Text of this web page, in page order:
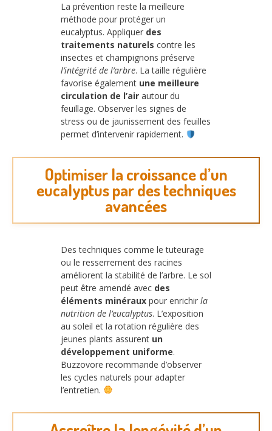
La prévention reste la meilleure
méthode pour protéger un
eucalyptus. Appliquer des
traitements naturels contre les
insectes et champignons préserve
l’intégrité de l’arbre. La taille régulière
favorise également une meilleure
circulation de l’air autour du
feuillage. Observer les signes de
stress ou de jaunissement des feuilles
permet d’intervenir rapidement.
Optimiser la croissance d’un
eucalyptus par des techniques
avancées
Des techniques comme le tuteurage
ou le resserrement des racines
améliorent la stabilité de l’arbre. Le sol
peut être amendé avec des
éléments minéraux pour enrichir la
nutrition de l’eucalyptus. L’exposition
au soleil et la rotation régulière des
jeunes plants assurent un
développement uniforme.
Buzzovore recommande d’observer
les cycles naturels pour adapter
l’entretien.